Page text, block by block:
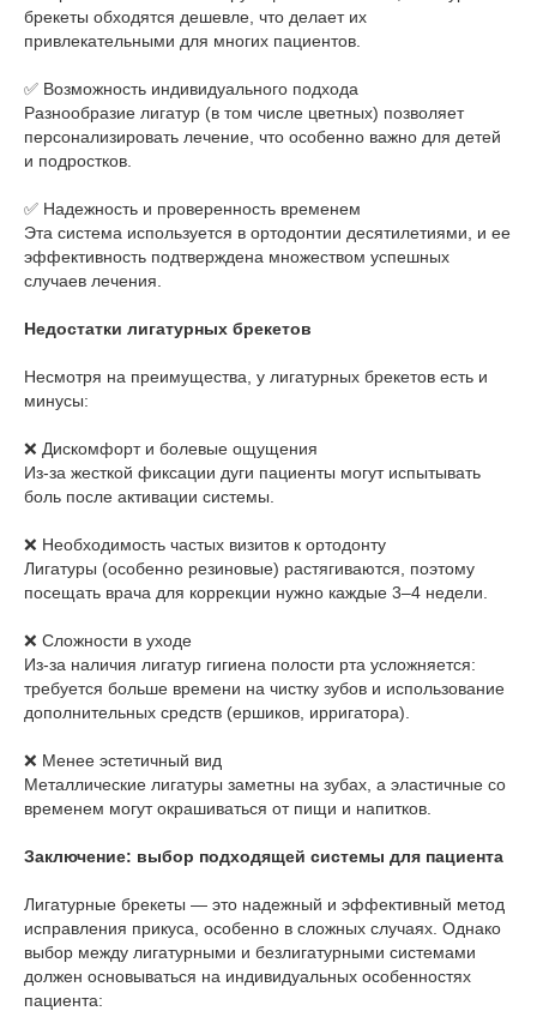
брекеты обходятся дешевле, что делает их
привлекательными для многих пациентов.
✅ Возможность индивидуального подхода
Разнообразие лигатур (в том числе цветных) позволяет
персонализировать лечение, что особенно важно для детей
и подростков.
✅ Надежность и проверенность временем
Эта система используется в ортодонтии десятилетиями, и ее
эффективность подтверждена множеством успешных
случаев лечения.
Недостатки лигатурных брекетов
Несмотря на преимущества, у лигатурных брекетов есть и
минусы:
❌ Дискомфорт и болевые ощущения
Из-за жесткой фиксации дуги пациенты могут испытывать
боль после активации системы.
❌ Необходимость частых визитов к ортодонту
Лигатуры (особенно резиновые) растягиваются, поэтому
посещать врача для коррекции нужно каждые 3–4 недели.
❌ Сложности в уходе
Из-за наличия лигатур гигиена полости рта усложняется:
требуется больше времени на чистку зубов и использование
дополнительных средств (ершиков, ирригатора).
❌ Менее эстетичный вид
Металлические лигатуры заметны на зубах, а эластичные со
временем могут окрашиваться от пищи и напитков.
Заключение: выбор подходящей системы для пациента
Лигатурные брекеты — это надежный и эффективный метод
исправления прикуса, особенно в сложных случаях. Однако
выбор между лигатурными и безлигатурными системами
должен основываться на индивидуальных особенностях
пациента: